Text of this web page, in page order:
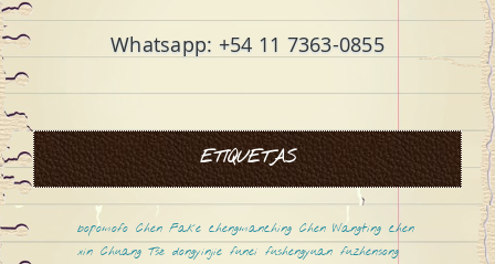
Whatsapp: +54 11 7363-0855
ETIQUETAS
bopomofo Chen Fake chengmanching Chen Wangting chen
xin Chuang Tsé dongyinjie funei fushengyuan fuzhensong